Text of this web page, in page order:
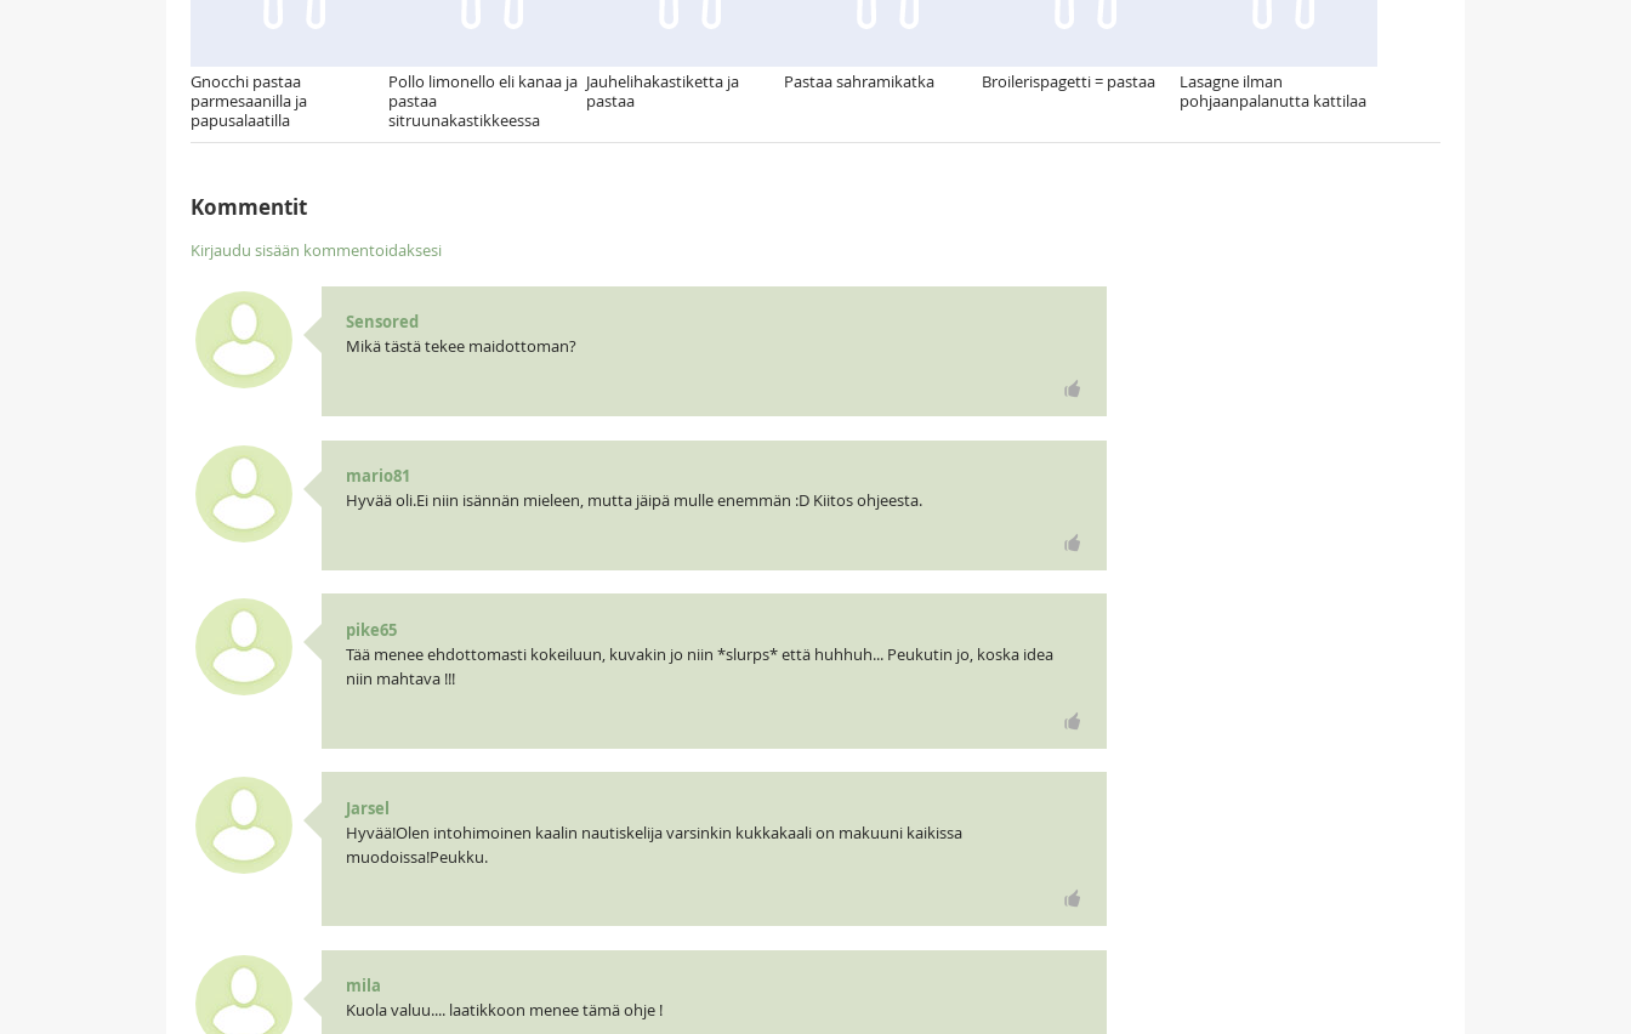
Gnocchi pastaa
parmesaanilla ja
papusalaatilla
Pollo limonello eli kanaa ja
pastaa
sitruunakastikkeessa
Jauhelihakastiketta ja
pastaa
Pastaa sahramikatka Broilerispagetti = pastaa
Lasagne ilman
pohjaanpalanutta kattilaa
Kommentit
Kirjaudu sisään kommentoidaksesi
Sensored
Mikä tästä tekee maidottoman?
mario81
Hyvää oli.Ei niin isännän mieleen, mutta jäipä mulle enemmän :D Kiitos ohjeesta.
pike65
Tää menee ehdottomasti kokeiluun, kuvakin jo niin *slurps* että huhhuh... Peukutin jo, koska idea
niin mahtava !!!
Jarsel
Hyvää!Olen intohimoinen kaalin nautiskelija varsinkin kukkakaali on makuuni kaikissa
muodoissa!Peukku.
mila
Kuola valuu.... laatikkoon menee tämä ohje !